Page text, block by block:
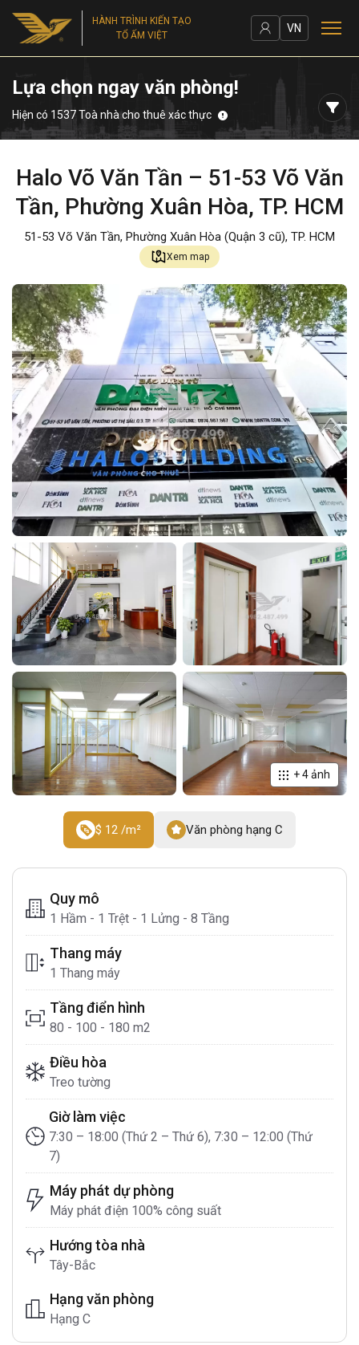
HÀNH TRÌNH KIẾN TẠO
TỔ ẤM VIỆT
VN
Lựa chọn ngay văn phòng!
Hiện có 1537 Toà nhà cho thuê xác thực
Halo Võ Văn Tần – 51-53 Võ Văn
Tần, Phường Xuân Hòa, TP. HCM
51-53 Võ Văn Tần, Phường Xuân Hòa (Quận 3 cũ), TP. HCM
Xem map
+4ảnh
$ 12 /m² Văn phòng hạng C
Quy mô
1 Hầm - 1 Trệt - 1 Lửng - 8 Tầng
Thang máy
1 Thang máy
Tầng điển hình
80 - 100 - 180 m2
Điều hòa
Treo tường
Giờ làm việc
7:30 – 18:00 (Thứ 2 – Thứ 6), 7:30 – 12:00 (Thứ
7)
Máy phát dự phòng
Máy phát điện 100% công suất
Hướng tòa nhà
Tây-Bắc
Hạng văn phòng
Hạng C